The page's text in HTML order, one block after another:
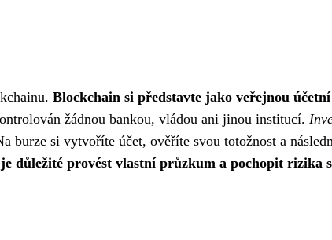
Blockchain si představte jako veřejnou
žádnou bankou, vládou ani jinou institucí.
burze si vytvoříte účet, ověříte svou totožnost a
důležité provést vlastní průzkum a pochopit rizika